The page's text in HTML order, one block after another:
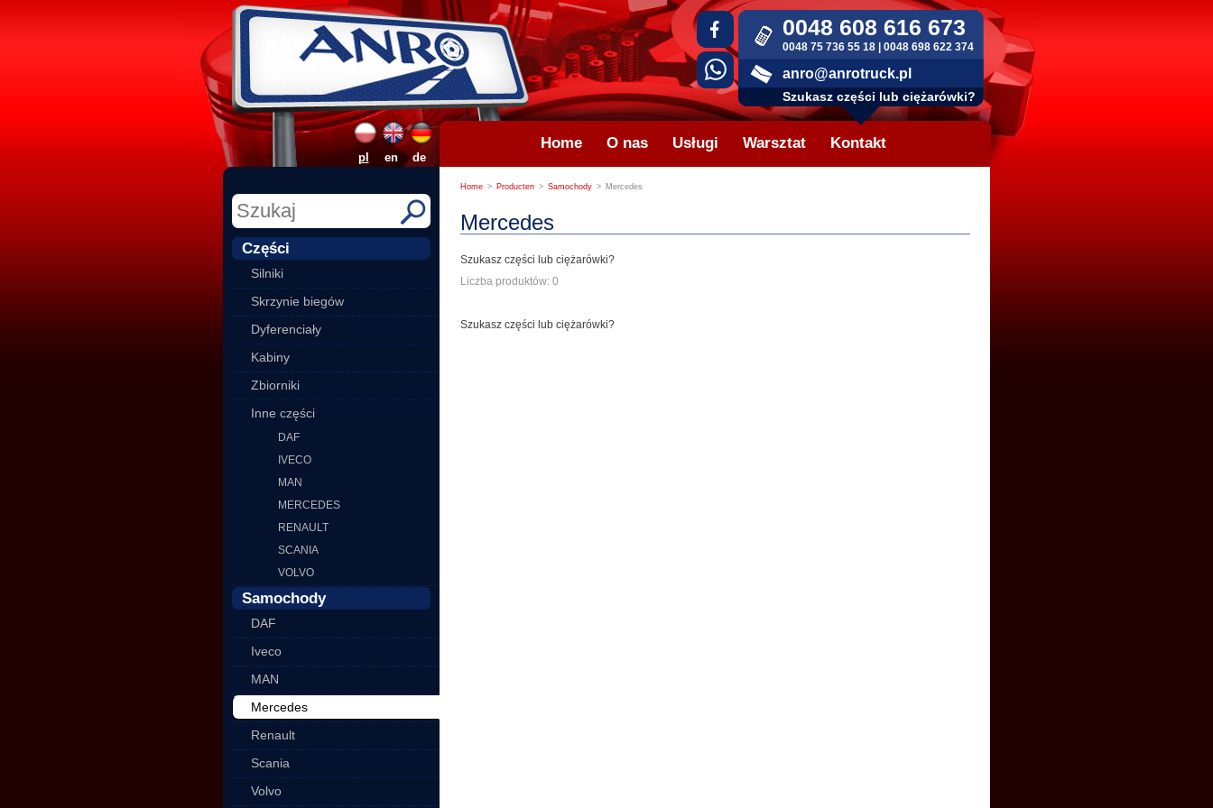
Home O nas Usługi Warsztat Kontakt
pl en de
0048 608 616 673
0048 75 736 55 18 | 0048 698 622 374
anro@anrotruck.pl
Szukasz części lub ciężarówki?
Części
Silniki
Skrzynie biegów
Dyferenciały
Kabiny
Zbiorniki
Inne części
DAF
IVECO
MAN
MERCEDES
RENAULT
SCANIA
VOLVO
Samochody
DAF
Iveco
MAN
Mercedes
Renault
Scania
Volvo
Home > Producten > Samochody > Mercedes
Mercedes
Szukasz części lub ciężarówki?
Liczba produktów: 0
Szukasz części lub ciężarówki?